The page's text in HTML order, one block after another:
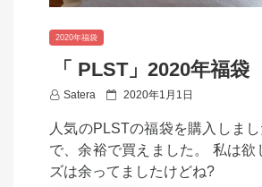
2020年福袋
「 PLST」2020年福袋
Satera
P
s
t
e
2020年1月1日
人気のPLSTの福袋を購入しま
で、余裕で買えました。 私は欲
ズは余ってましたけどね?